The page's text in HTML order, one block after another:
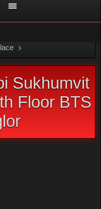
หรือโทร. 081-811-1138
มเติม คลิกที่นี่
Sukhumvit
Floor BTS